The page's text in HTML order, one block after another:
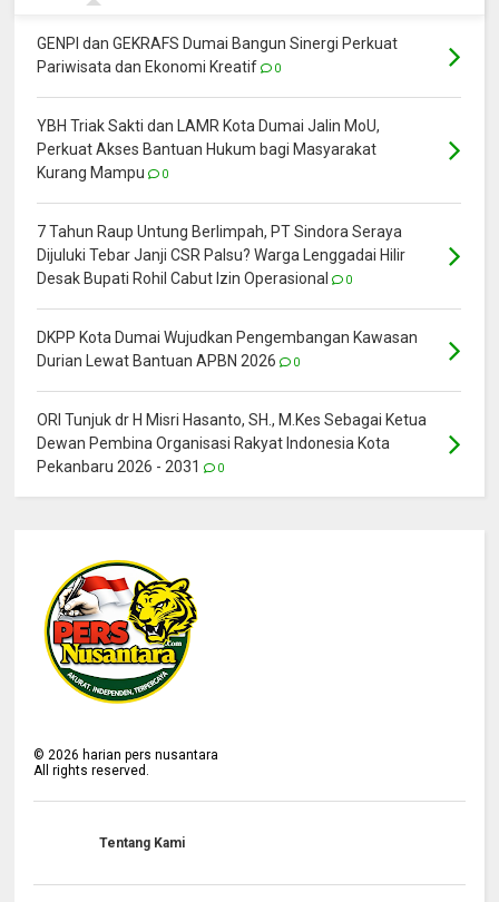
GENPI dan GEKRAFS Dumai Bangun Sinergi Perkuat
Pariwisata dan Ekonomi Kreatif
0
YBH Triak Sakti dan LAMR Kota Dumai Jalin MoU,
Perkuat Akses Bantuan Hukum bagi Masyarakat
Kurang Mampu
0
7 Tahun Raup Untung Berlimpah, PT Sindora Seraya
Dijuluki Tebar Janji CSR Palsu? Warga Lenggadai Hilir
Desak Bupati Rohil Cabut Izin Operasional
0
DKPP Kota Dumai Wujudkan Pengembangan Kawasan
Durian Lewat Bantuan APBN 2026
0
ORI Tunjuk dr H Misri Hasanto, SH., M.Kes Sebagai Ketua
Dewan Pembina Organisasi Rakyat Indonesia Kota
Pekanbaru 2026 - 2031
0
©2026 harian pers nusantara
All rights reserved.
Tentang Kami